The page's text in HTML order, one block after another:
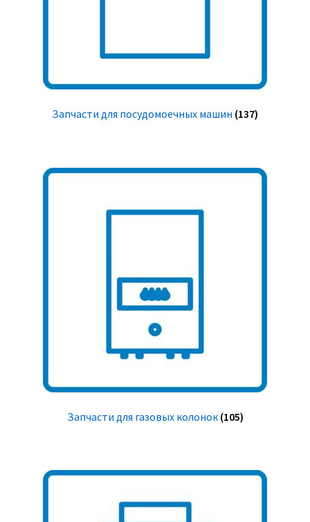
Запчасти для посудомоечных машин (137)
Запчасти для газовых колонок (105)